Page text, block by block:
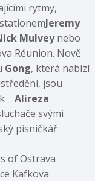
rytmy,
Jeremy
Mulveynebo
Réunion. Nově
Gong, která nabízí
jsou
Alireza
svými
písničkář
of Ostrava
Kafkova